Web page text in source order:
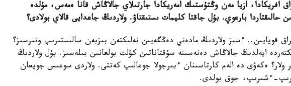
ازيا مەن وڭتۇستىك امەريكادا جارتىلاي جالاڭاش قانا ەمەس، مۇلدە
بارعوي. بۇل جاقتا كليمات ىستىقتاۋ. ولاردىڭ جاعدايى قالاي بولادى؟
قويايىن.. ءسىز ولاردىڭ مادەني دەڭگەيىن نەلىكتەن بىزبەن سالىستىرىپ وتىرسىز؟
ايەلدىڭ جالاڭاش دەنەسىنە سۇقتاناتىن كۋلت بولعانىن بىلەسىز. بۇل ولاردىڭ
ولار؟ ەكەۋى دە الەم كارتاسىنان ءبىرجولا جوعالىپ كەتتى. ولاردى سوعىس جويعان
ءشىرىپ، جوق بولدى.